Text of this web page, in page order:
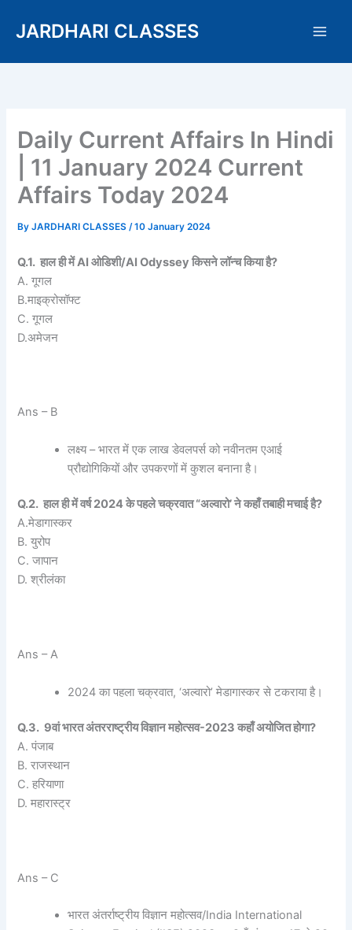
JARDHARI CLASSES
Daily Current Affairs In Hindi
| 11 January 2024 Current
Affairs Today 2024
ByJARDHARI CLASSES/10 January 2024
Q.1. हाल ही में AI ओडिशी/AI Odyssey किसने लॉन्च किया है?
A. गूगल
B.माइक्रोसॉफ्ट
C. गूगल
D.अमेजन
Ans – B
लक्ष्य – भारत में एक लाख डेवलपर्स को नवीनतम एआई
प्रौद्योगिकियों और उपकरणों में कुशल बनाना है।
Q.2. हाल ही में वर्ष 2024 के पहले चक्रवात “अल्वारो’ ने कहाँ तबाही मचाई है?
A.मेडागास्कर
B. युरोप
C. जापान
D. श्रीलंका
Ans – A
2024 का पहला चक्रवात, ‘अल्वारो’ मेडागास्कर से टकराया है।
Q.3. 9वां भारत अंतरराष्ट्रीय विज्ञान महोत्सव-2023 कहाँ अयोजित होगा?
A. पंजाब
B. राजस्थान
C. हरियाणा
D. महारास्ट्र
Ans – C
भारत अंतर्राष्ट्रीय विज्ञान महोत्सव/India International